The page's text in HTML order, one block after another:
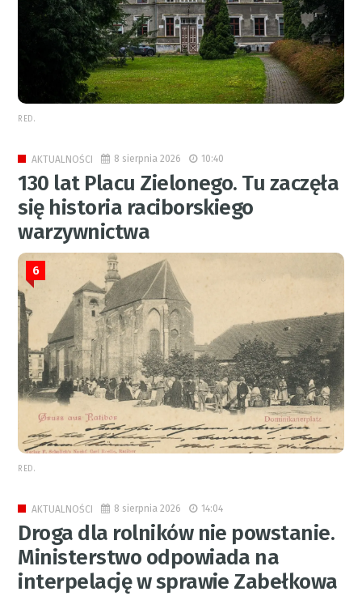
RED.
AKTUALNOŚCI 8 sierpnia 2026 10:40
130 lat Placu Zielonego. Tu zaczęła
się historia raciborskiego
warzywnictwa
6
RED.
AKTUALNOŚCI 8 sierpnia 2026 14:04
Droga dla rolników nie powstanie.
Ministerstwo odpowiada na
interpelację w sprawie Zabełkowa